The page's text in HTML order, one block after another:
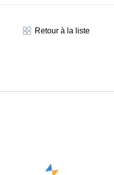
Retour à la liste